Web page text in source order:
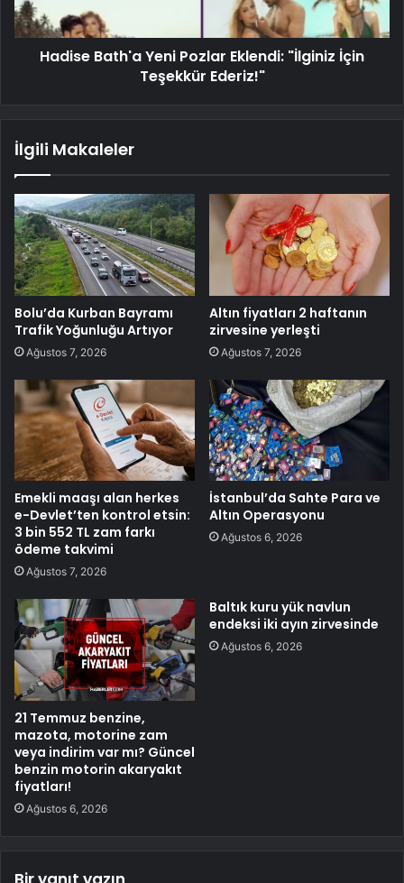
Hadise Bath'a Yeni Pozlar Eklendi: "İlginiz İçin
Teşekkür Ederiz!"
İlgili Makaleler
Bolu’da Kurban Bayramı
Trafik Yoğunluğu Artıyor
Ağustos 7, 2026
Altın fiyatları 2 haftanın
zirvesine yerleşti
Ağustos 7, 2026
Emekli maaşı alan herkes
e-Devlet’ten kontrol etsin:
3 bin 552 TL zam farkı
ödeme takvimi
Ağustos 7, 2026
İstanbul’da Sahte Para ve
Altın Operasyonu
Ağustos 6, 2026
21 Temmuz benzine,
mazota, motorine zam
veya indirim var mı? Güncel
benzin motorin akaryakıt
fiyatları!
Ağustos 6, 2026
Baltık kuru yük navlun
endeksi iki ayın zirvesinde
Ağustos 6, 2026